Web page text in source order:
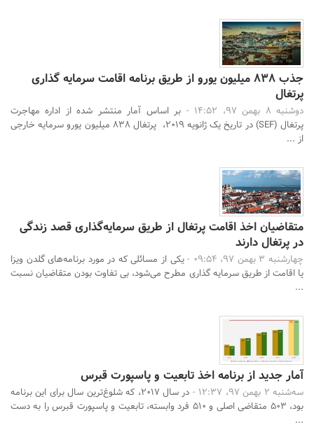
جذب 838 میلیون یورو از طریق برنامه اقامت سرمایه گذاری
پرتغال
دوشنبه 8 بهمن 97، 14:52 -
بر اساس آمار منتشر شده از اداره مهاجرت
پرتغال (SEF) در تاریخ یک ژانویه 2019، پرتغال 838 میلیون یورو سرمایه خارجی
از ...
متقاضیان اخذ اقامت پرتغال از طریق سرمایه‌گذاری قصد زندگی
در پرتغال دارند
چهارشنبه 3 بهمن 97، 09:54 -
یکی از مسائلی که در مورد برنامه‌های گلدن ویزا
یا اقامت از طریق سرمایه گذاری مطرح می‌شود، بی تفاوت بودن متقاضیان نسبت
...
آمار جدید از برنامه اخذ تابعیت و پاسپورت قبرس
سه‌شنبه 2 بهمن 97، 12:37 -
در سال 2017، که شلوغ‌ترین سال برای این برنامه
بود، 503 متقاضی اصلی و 510 فرد وابسته، تابعیت و پاسپورت قبرس را به دست
...